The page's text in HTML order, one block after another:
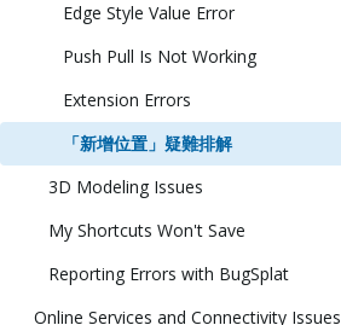
Edge Style Value Error
Push Pull Is Not Working
Extension Errors
「新增位置」疑難排解
3D Modeling Issues
My Shortcuts Won't Save
Reporting Errors with BugSplat
Online Services and Connectivity Issues